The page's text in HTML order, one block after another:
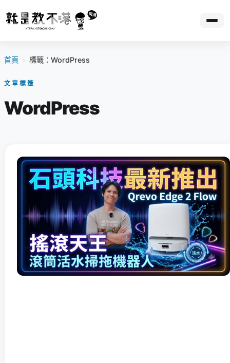
首頁 › 標籤：WordPress
文章標籤
WordPress